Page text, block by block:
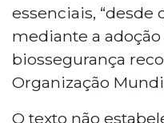
essenciais, “desde
mediante a
biossegurança
Organização
O texto não